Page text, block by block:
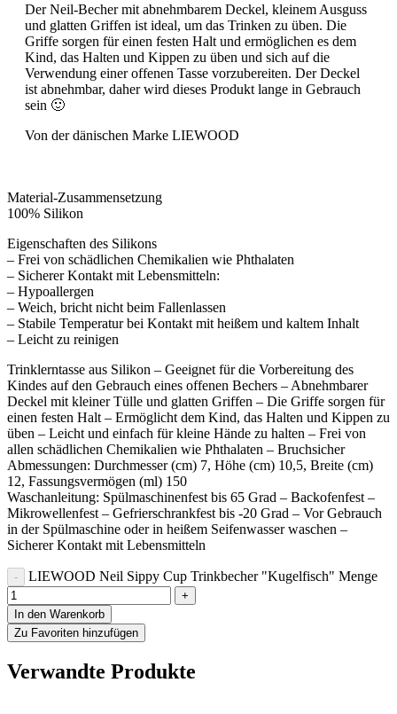
Der Neil-Becher mit abnehmbarem Deckel, kleinem Ausguss
und glatten Griffen ist ideal, um das Trinken zu üben. Die
Griffe sorgen für einen festen Halt und ermöglichen es dem
Kind, das Halten und Kippen zu üben und sich auf die
Verwendung einer offenen Tasse vorzubereiten. Der Deckel
ist abnehmbar, daher wird dieses Produkt lange in Gebrauch
sein 🙂
Von der dänischen Marke LIEWOOD
Material-Zusammensetzung
100% Silikon
Eigenschaften des Silikons
– Frei von schädlichen Chemikalien wie Phthalaten
– Sicherer Kontakt mit Lebensmitteln:
– Hypoallergen
– Weich, bricht nicht beim Fallenlassen
– Stabile Temperatur bei Kontakt mit heißem und kaltem Inhalt
– Leicht zu reinigen
Trinklerntasse aus Silikon – Geeignet für die Vorbereitung des
Kindes auf den Gebrauch eines offenen Bechers – Abnehmbarer
Deckel mit kleiner Tülle und glatten Griffen – Die Griffe sorgen für
einen festen Halt – Ermöglicht dem Kind, das Halten und Kippen zu
üben – Leicht und einfach für kleine Hände zu halten – Frei von
allen schädlichen Chemikalien wie Phthalaten – Bruchsicher
Abmessungen: Durchmesser (cm) 7, Höhe (cm) 10,5, Breite (cm)
12, Fassungsvermögen (ml) 150
Waschanleitung: Spülmaschinenfest bis 65 Grad – Backofenfest –
Mikrowellenfest – Gefrierschrankfest bis -20 Grad – Vor Gebrauch
in der Spülmaschine oder in heißem Seifenwasser waschen –
Sicherer Kontakt mit Lebensmitteln
LIEWOOD Neil Sippy Cup Trinkbecher "Kugelfisch" Menge
In den Warenkorb
Zu Favoriten hinzufügen
Verwandte Produkte